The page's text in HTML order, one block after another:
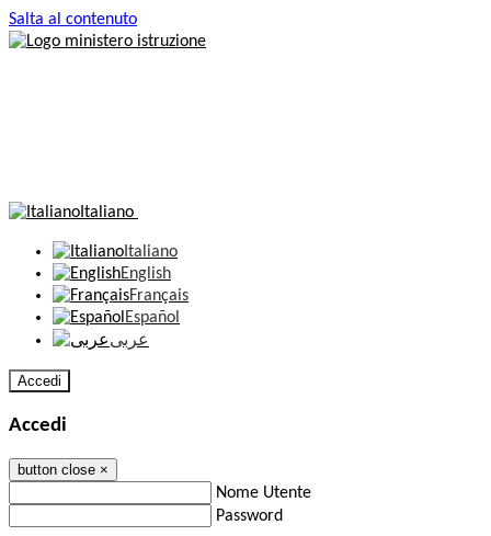
Salta al contenuto
Italiano
Italiano
English
Français
Español
عربى
Accedi
Accedi
button close ×
Nome Utente
Password